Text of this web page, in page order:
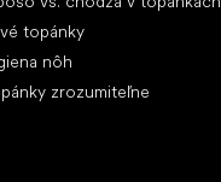
topánky
nôh
zrozumiteľne